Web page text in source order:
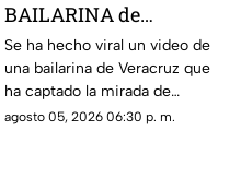
BAILARINA de
Veracruz se roba las
miradas por sus
TREMENDOS PASOS
(+VIDEO)
Se ha hecho viral un video de
una bailarina de Veracruz que
ha captado la mirada de
muchos debido a su estilo de
agosto 05, 2026 06:30 p. m.